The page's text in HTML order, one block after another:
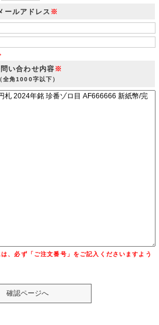
ールアドレス ※
い合わせ内容※
（全角1000字以下）
、必ず「ご注文番号」をご記入くださいますよう